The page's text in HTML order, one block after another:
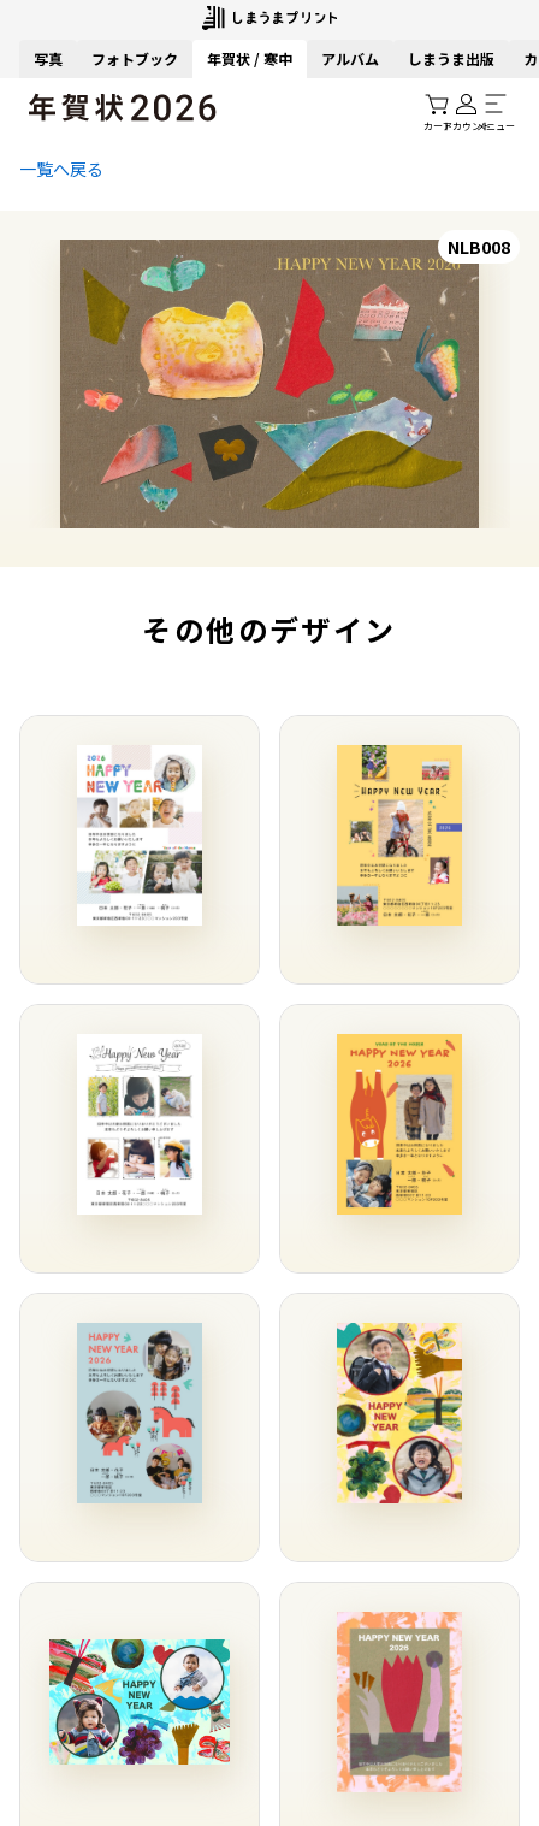
写真 フォトブック 年賀状 / 寒中 アルバム しまうま出版
カートアカウントメニュー
一覧へ戻る
NLB008
その他のデザイン